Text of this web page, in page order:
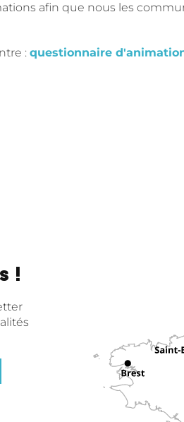
afin que nous les
: questionnaire
!